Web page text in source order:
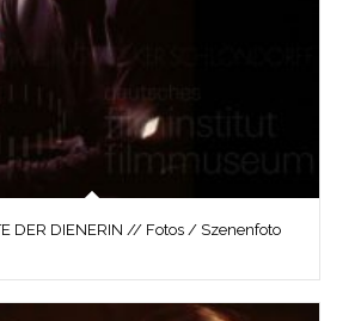
DER DIENERIN // Fotos / Szenenfoto